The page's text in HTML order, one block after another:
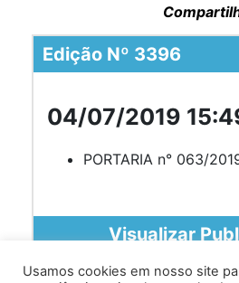
Edição Nº 3396
04/07/2019
PORTARIA n° 063/
Visualizar
Usamos cookies em nosso site